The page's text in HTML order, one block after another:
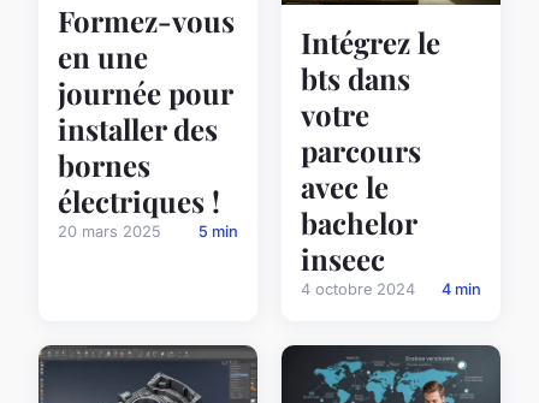
Formez-vous
en une
journée pour
installer des
bornes
électriques !
20 mars 2025 5 min
Intégrez le
bts dans
votre
parcours
avec le
bachelor
inseec
4 octobre 2024 4 min